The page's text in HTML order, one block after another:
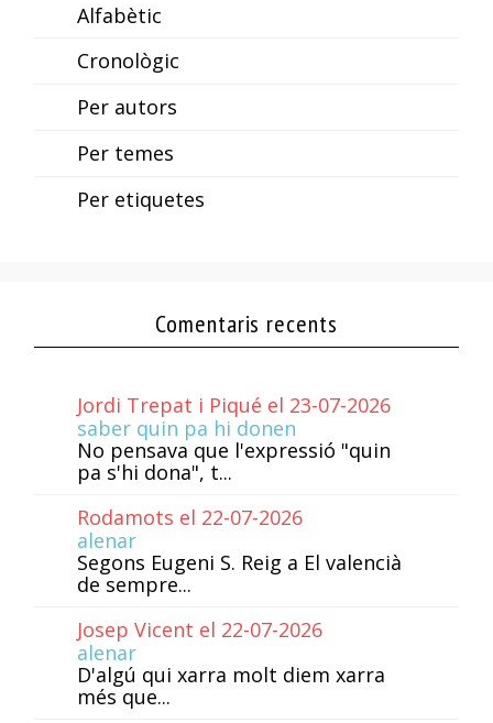
Alfabètic
Cronològic
Per autors
Per temes
Per etiquetes
Comentaris recents
Jordi Trepat i Piqué el 23-07-2026
saber quin pa hi donen
No pensava que l'expressió "quin
pa s'hi dona", t...
Rodamots el 22-07-2026
alenar
Segons Eugeni S. Reig a El valencià
de sempre...
Josep Vicent el 22-07-2026
alenar
D'algú qui xarra molt diem xarra
més que...